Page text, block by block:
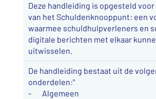
Deze handleiding is opgesteld
van het Schuldenknooppunt: een
waarmee schuldhulpverleners en
digitale berichten met elkaar
uitwisselen.
De handleiding bestaat uit de
onderdelen:"
- Algemeen